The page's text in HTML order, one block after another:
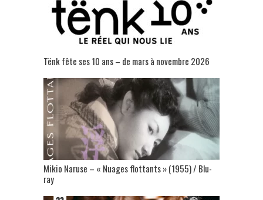
Tënk fête ses 10 ans – de mars à novembre 2026
Mikio Naruse – « Nuages flottants » (1955) / Blu-
ray